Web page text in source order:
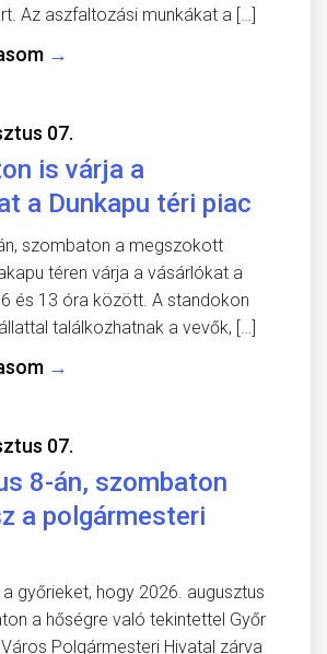
Az aszfaltozási munkákat a […]
→
07.
is várja a
a Dunkapu téri piac
szombaton a megszokott
téren várja a vásárlókat a
és 13 óra között. A standokon
találkozhatnak a vevők, […]
→
07.
8-án, szombaton
a polgármesteri
győrieket, hogy 2026. augusztus
a hőségre való tekintettel Győr
Polgármesteri Hivatal zárva